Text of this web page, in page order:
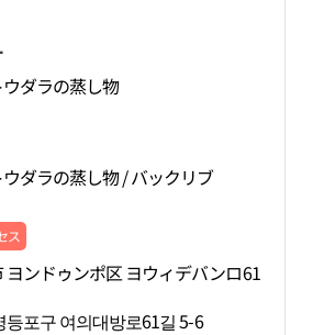
ダラの蒸し物
ダラの蒸し物 / バックリブ
ス
ヨンドゥンポ区 ヨウィデバンロ61
포구 여의대방로61길 5-6